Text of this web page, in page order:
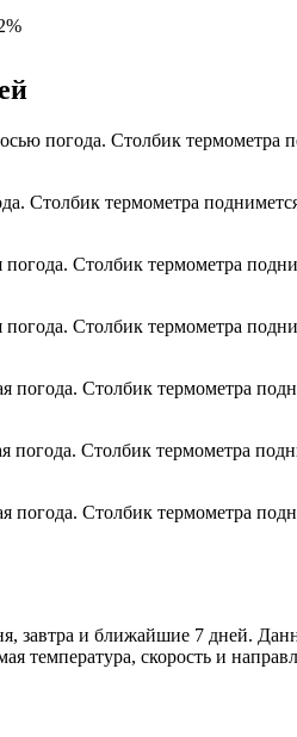
погода. Столбик
Столбик термометра
погода. Столбик термометра
погода. Столбик термометра
погода. Столбик термометра
погода. Столбик термометра
погода. Столбик термометра
завтра и ближайшие 7 дней.
температура, скорость и